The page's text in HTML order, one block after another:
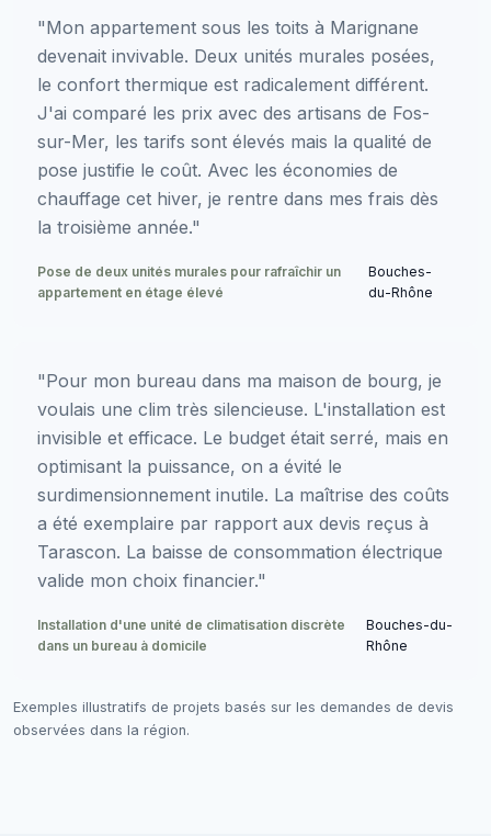
"Mon appartement sous les toits à Marignane
devenait invivable. Deux unités murales posées,
le confort thermique est radicalement différent.
J'ai comparé les prix avec des artisans de Fos-
sur-Mer, les tarifs sont élevés mais la qualité de
pose justifie le coût. Avec les économies de
chauffage cet hiver, je rentre dans mes frais dès
la troisième année."
Pose de deux unités murales pour rafraîchir un
appartement en étage élevé
Bouches-
du-Rhône
"Pour mon bureau dans ma maison de bourg, je
voulais une clim très silencieuse. L'installation est
invisible et efficace. Le budget était serré, mais en
optimisant la puissance, on a évité le
surdimensionnement inutile. La maîtrise des coûts
a été exemplaire par rapport aux devis reçus à
Tarascon. La baisse de consommation électrique
valide mon choix financier."
Installation d'une unité de climatisation discrète
dans un bureau à domicile
Bouches-du-
Rhône
Exemples illustratifs de projets basés sur les demandes de devis
observées dans la région.